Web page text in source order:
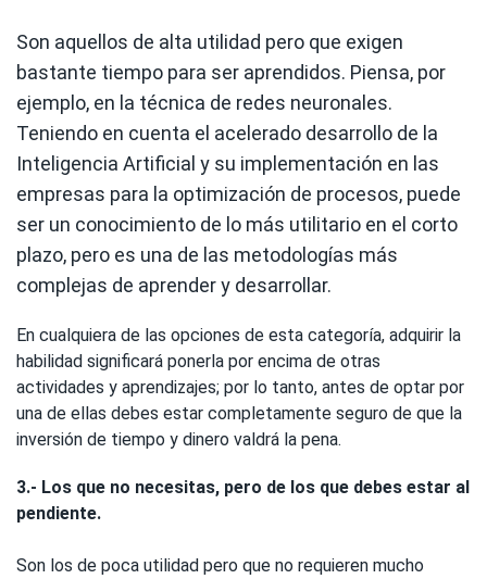
Son aquellos de alta utilidad pero que exigen
bastante tiempo para ser aprendidos. Piensa, por
ejemplo, en la técnica de redes neuronales.
Teniendo en cuenta el acelerado desarrollo de la
Inteligencia Artificial y su implementación en las
empresas para la optimización de procesos, puede
ser un conocimiento de lo más utilitario en el corto
plazo, pero es una de las metodologías más
complejas de aprender y desarrollar.
En cualquiera de las opciones de esta categoría, adquirir la
habilidad significará ponerla por encima de otras
actividades y aprendizajes; por lo tanto, antes de optar por
una de ellas debes estar completamente seguro de que la
inversión de tiempo y dinero valdrá la pena.
3.- Los que no necesitas, pero de los que debes estar al
pendiente.
Son los de poca utilidad pero que no requieren mucho